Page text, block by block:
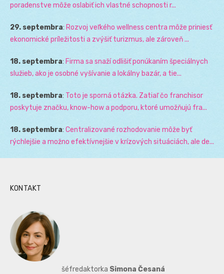
poradenstve môže oslabiť ich vlastné schopnosti r...
29. septembra: Rozvoj veľkého wellness centra môže priniesť
ekonomické príležitosti a zvýšiť turizmus, ale zároveň ...
18. septembra: Firma sa snaží odlišiť ponúkaním špeciálnych
služieb, ako je osobné vyšívanie a lokálny bazár, a tie...
18. septembra: Toto je sporná otázka. Zatiaľ čo franchisor
poskytuje značku, know-how a podporu, ktoré umožňujú fra...
18. septembra: Centralizované rozhodovanie môže byť
rýchlejšie a možno efektívnejšie v krízových situáciách, ale de...
KONTAKT
šéfredaktorka Simona Česaná